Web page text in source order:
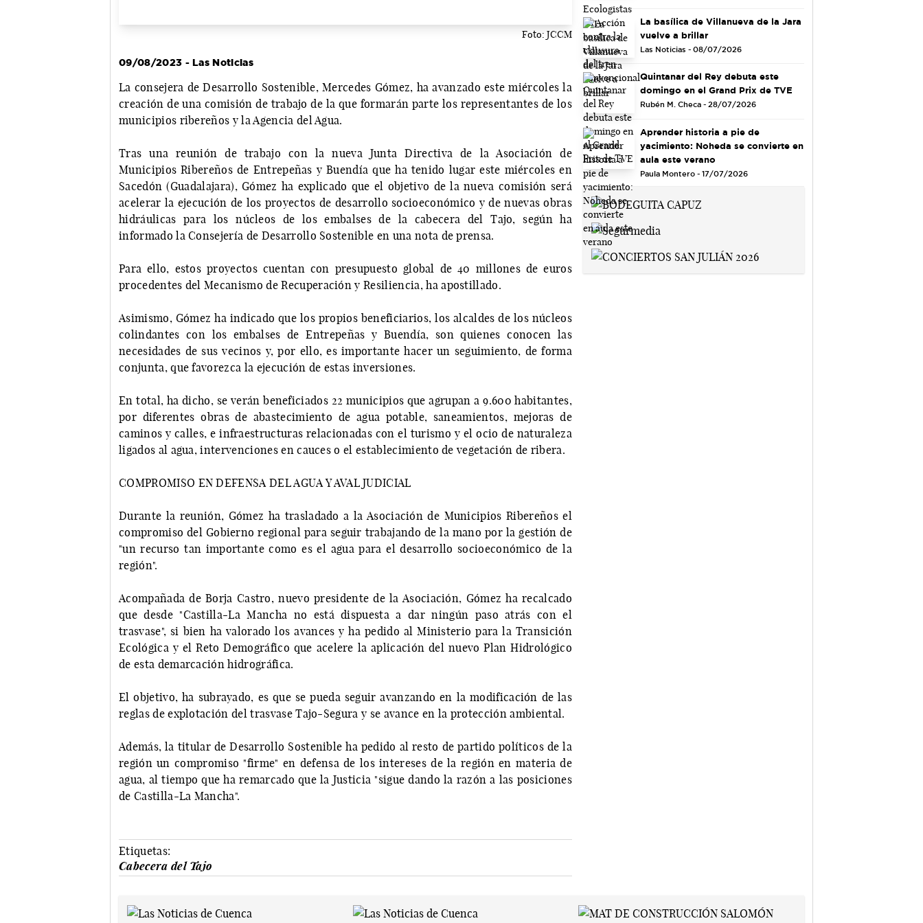
Foto: JCCM
09/08/2023 - Las Noticias
La consejera de Desarrollo Sostenible, Mercedes Gómez, ha avanzado este miércoles la
creación de una comisión de trabajo de la que formarán parte los representantes de los
municipios ribereños y la Agencia del Agua.
Tras una reunión de trabajo con la nueva Junta Directiva de la Asociación de
Municipios Ribereños de Entrepeñas y Buendía que ha tenido lugar este miércoles en
Sacedón (Guadalajara), Gómez ha explicado que el objetivo de la nueva comisión será
acelerar la ejecución de los proyectos de desarrollo socioeconómico y de nuevas obras
hidráulicas para los núcleos de los embalses de la cabecera del Tajo, según ha
informado la Consejería de Desarrollo Sostenible en una nota de prensa.
Para ello, estos proyectos cuentan con presupuesto global de 40 millones de euros
procedentes del Mecanismo de Recuperación y Resiliencia, ha apostillado.
Asimismo, Gómez ha indicado que los propios beneficiarios, los alcaldes de los núcleos
colindantes con los embalses de Entrepeñas y Buendía, son quienes conocen las
necesidades de sus vecinos y, por ello, es importante hacer un seguimiento, de forma
conjunta, que favorezca la ejecución de estas inversiones.
En total, ha dicho, se verán beneficiados 22 municipios que agrupan a 9.600 habitantes,
por diferentes obras de abastecimiento de agua potable, saneamientos, mejoras de
caminos y calles, e infraestructuras relacionadas con el turismo y el ocio de naturaleza
ligados al agua, intervenciones en cauces o el establecimiento de vegetación de ribera.
COMPROMISO EN DEFENSA DEL AGUA Y AVAL JUDICIAL
Durante la reunión, Gómez ha trasladado a la Asociación de Municipios Ribereños el
compromiso del Gobierno regional para seguir trabajando de la mano por la gestión de
"un recurso tan importante como es el agua para el desarrollo socioeconómico de la
región".
Acompañada de Borja Castro, nuevo presidente de la Asociación, Gómez ha recalcado
que desde "Castilla-La Mancha no está dispuesta a dar ningún paso atrás con el
trasvase", si bien ha valorado los avances y ha pedido al Ministerio para la Transición
Ecológica y el Reto Demográfico que acelere la aplicación del nuevo Plan Hidrológico
de esta demarcación hidrográfica.
El objetivo, ha subrayado, es que se pueda seguir avanzando en la modificación de las
reglas de explotación del trasvase Tajo-Segura y se avance en la protección ambiental.
Además, la titular de Desarrollo Sostenible ha pedido al resto de partido políticos de la
región un compromiso "firme" en defensa de los intereses de la región en materia de
agua, al tiempo que ha remarcado que la Justicia "sigue dando la razón a las posiciones
de Castilla-La Mancha".
Etiquetas:
Cabecera del Tajo
La basílica de Villanueva de la Jara
vuelve a brillar
Las Noticias - 08/07/2026
Quintanar del Rey debuta este
domingo en el Grand Prix de TVE
Rubén M. Checa - 28/07/2026
Aprender historia a pie de
yacimiento: Noheda se convierte en
aula este verano
Paula Montero - 17/07/2026